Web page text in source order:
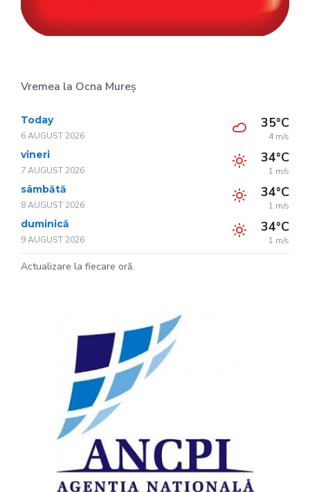
Vremea la Ocna Mureș
Today
6 AUGUST 2026
35°C
4 m/s
vineri
7 AUGUST 2026
34°C
1 m/s
sâmbătă
8 AUGUST 2026
34°C
1 m/s
duminică
9 AUGUST 2026
34°C
1 m/s
Actualizare la fiecare oră.